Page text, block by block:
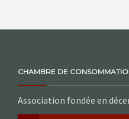
CHAMBRE DE
Association fondée en